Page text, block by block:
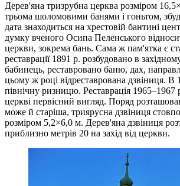
Дерев'яна тризрубна церква розміром
трьома шоломовими банями і гоньтом,
дата знаходиться на хрестовій бантині
думку вченого Осипа Пеленського
церкви, зокрема бань. Сама ж пам'ятка є
реставрації 1891 р. розбудовано в
бабинець, реставровано баню, дах,
цьому ж році відреставрована дзвіниця. В
північну ризницю. Реставрація 1965–1967
церкві первісний вигляд. Поряд
може й старіша, триярусна дзвіниця
розміром 5,2×6,0 м. Дерев'яна дзвіниця
приблизно метрів 20 на захід від церкви.